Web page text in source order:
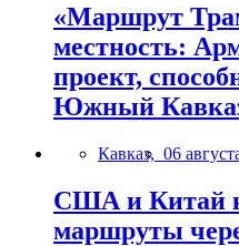
«Маршрут
местность:
проект,
Южный
Кавказ, 06
США и Китай
маршруты